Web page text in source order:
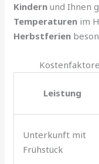
Kindern und Ihnen
Temperaturen im
Herbstferien
Leistung
Unterkunft mit
Frühstück